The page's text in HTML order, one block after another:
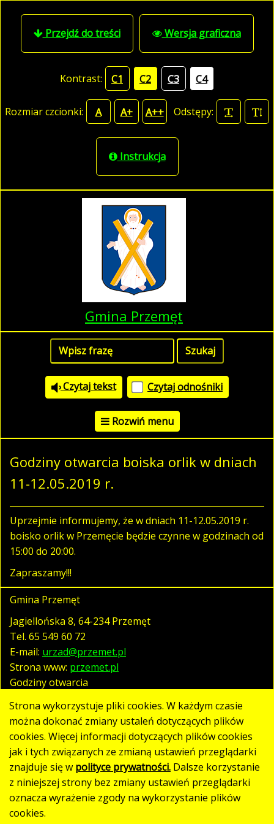
Przejdź do treści Wersja graficzna
Kontrast: C1 C2 C3 C4
Rozmiar czcionki: A A+ A++ Odstępy:
Instrukcja
Gmina Przemęt
Czytaj tekst Czytaj odnośniki
Rozwiń menu
Godziny otwarcia boiska orlik w dniach
11-12.05.2019 r.
Uprzejmie informujemy, że w dniach 11-12.05.2019 r.
boisko orlik w Przemęcie będzie czynne w godzinach od
15:00 do 20:00.
Zapraszamy!!!
Gmina Przemęt
Jagiellońska 8, 64-234 Przemęt
Tel. 65 549 60 72
E-mail: urzad@przemet.pl
Strona www: przemet.pl
Godziny otwarcia
pn. - pt. 07:30 - 15:30
Polityka prywatności
Klauzula RODO
Deklaracja dostępności
Mapa strony
Strona wykorzystuje pliki cookies. W każdym czasie
można dokonać zmiany ustaleń dotyczących plików
cookies. Więcej informacji dotyczących plików cookies
jak i tych związanych ze zmianą ustawień przeglądarki
znajduje się w polityce prywatności. Dalsze korzystanie
z niniejszej strony bez zmiany ustawień przeglądarki
oznacza wyrażenie zgody na wykorzystanie plików
cookies.